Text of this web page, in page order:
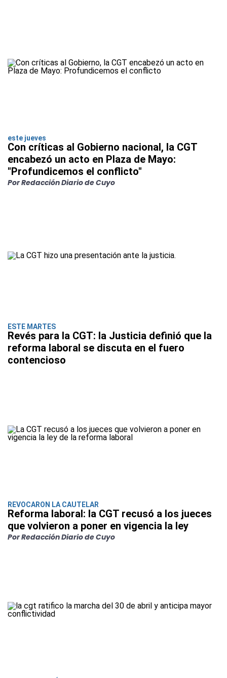
este jueves
Con críticas al Gobierno nacional, la CGT
encabezó un acto en Plaza de Mayo:
"Profundicemos el conflicto"
Por Redacción Diario de Cuyo
ESTE MARTES
Revés para la CGT: la Justicia definió que la
reforma laboral se discuta en el fuero
contencioso
REVOCARON LA CAUTELAR
Reforma laboral: la CGT recusó a los jueces
que volvieron a poner en vigencia la ley
Por Redacción Diario de Cuyo